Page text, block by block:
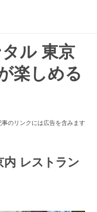
ル 東京
楽しめる
事のリンクには広告を含みます
内 レストラン